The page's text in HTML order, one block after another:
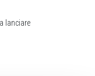
lanciare